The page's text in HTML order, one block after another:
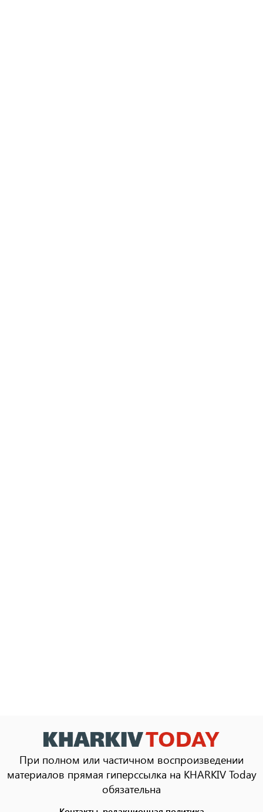
При полном или частичном воспроизведении
материалов прямая гиперссылка на KHARKIV Today
обязательна